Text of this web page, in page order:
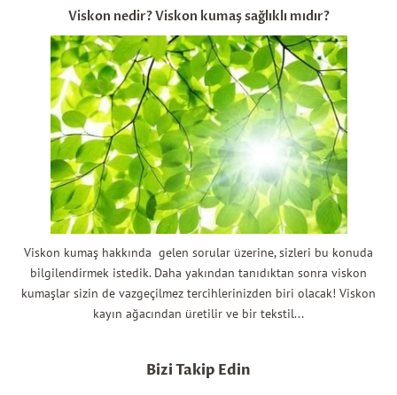
Viskon nedir? Viskon kumaş sağlıklı mıdır?
Viskon kumaş hakkında gelen sorular üzerine, sizleri bu konuda
bilgilendirmek istedik. Daha yakından tanıdıktan sonra viskon
kumaşlar sizin de vazgeçilmez tercihlerinizden biri olacak! Viskon
kayın ağacından üretilir ve bir tekstil...
Bizi Takip Edin